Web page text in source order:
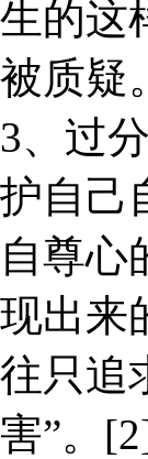
生的这
被质疑。
3、过
护自己
自尊心
现出来
往只追
害”。